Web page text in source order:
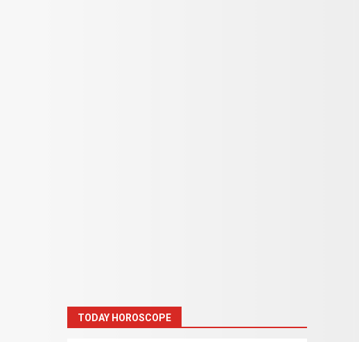
TODAY HOROSCOPE